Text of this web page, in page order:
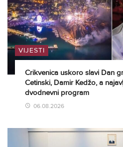
VIJESTI
Crikvenica uskoro slavi Dan
Cetinski, Damir Kedžo, a
dvodnevni program
06.08.2026